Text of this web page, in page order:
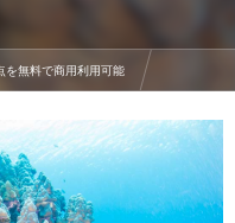
を無料で商用利用可能